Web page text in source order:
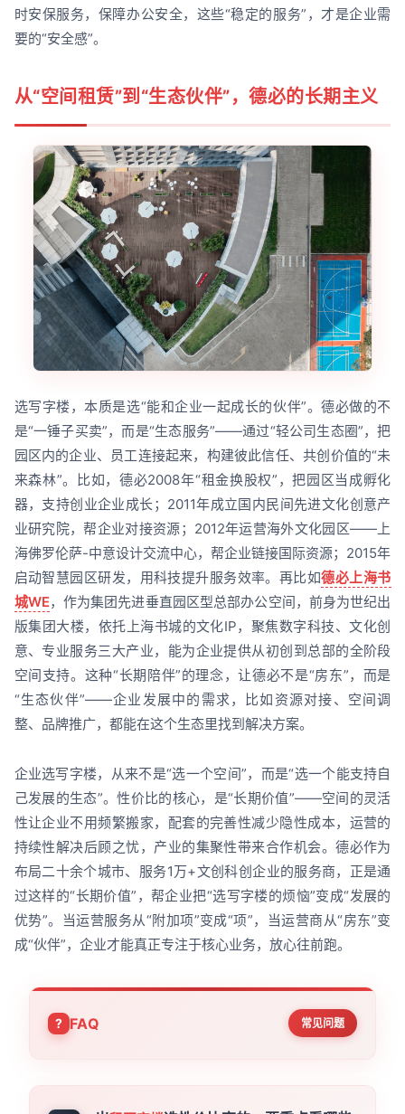
时安保服务，保障办公安全，这些“稳定的服务”，才是企业需
要的“安全感”。
从“空间租赁”到“生态伙伴”，德必的长期主义
选写字楼，本质是选“能和企业一起成长的伙伴”。德必做的不
是“一锤子买卖”，而是“生态服务”——通过“轻公司生态圈”，把
园区内的企业、员工连接起来，构建彼此信任、共创价值的“未
来森林”。比如，德必2008年“租金换股权”，把园区当成孵化
器，支持创业企业成长；2011年成立国内民间先进文化创意产
业研究院，帮企业对接资源；2012年运营海外文化园区——上
海佛罗伦萨-中意设计交流中心，帮企业链接国际资源；2015年
启动智慧园区研发，用科技提升服务效率。再比如德必上海书
城WE，作为集团先进垂直园区型总部办公空间，前身为世纪出
版集团大楼，依托上海书城的文化IP，聚焦数字科技、文化创
意、专业服务三大产业，能为企业提供从初创到总部的全阶段
空间支持。这种“长期陪伴”的理念，让德必不是“房东”，而是
“生态伙伴”——企业发展中的需求，比如资源对接、空间调
整、品牌推广，都能在这个生态里找到解决方案。
企业选写字楼，从来不是“选一个空间”，而是“选一个能支持自
己发展的生态”。性价比的核心，是“长期价值”——空间的灵活
性让企业不用频繁搬家，配套的完善性减少隐性成本，运营的
持续性解决后顾之忧，产业的集聚性带来合作机会。德必作为
布局二十余个城市、服务1万+文创科创企业的服务商，正是通
过这样的“长期价值”，帮企业把“选写字楼的烦恼”变成“发展的
优势”。当运营服务从“附加项”变成“项”，当运营商从“房东”变
成“伙伴”，企业才能真正专注于核心业务，放心往前跑。
FAQ 常见问题